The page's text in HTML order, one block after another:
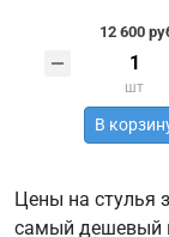
12 600
шт
В
Цены на стулья
самый дешевый